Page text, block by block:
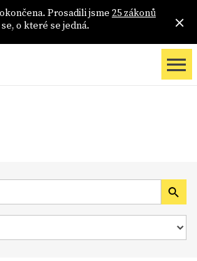
Prosadili jsme 25 zákonů
o které se jedná.